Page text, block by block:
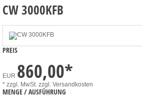
CW 3000KFB
PREIS
EUR 860,00*
* zzgl. MwSt. zzgl. Versandkosten
MENGE / AUSFÜHRUNG